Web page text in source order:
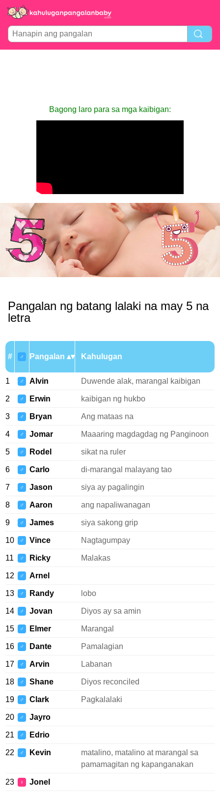
Bagong laro para sa mga kaibigan:
Pangalan ng batang lalaki na may 5 na
letra
# ♂ Pangalan Kahulugan
1 ♂ Alvin Duwende alak, marangal kaibigan
2 ♂ Erwin kaibigan ng hukbo
3 ♂ Bryan Ang mataas na
4 ♂ Jomar Maaaring magdagdag ng Panginoon
5 ♂ Rodel sikat na ruler
6 ♂ Carlo di-marangal malayang tao
7 ♂ Jason siya ay pagalingin
8 ♂ Aaron ang napaliwanagan
9 ♂ James siya sakong grip
10 ♂ Vince Nagtagumpay
11 ♂ Ricky Malakas
12 ♂ Arnel
13 ♂ Randy lobo
14 ♂ Jovan Diyos ay sa amin
15 ♂ Elmer Marangal
16 ♂ Dante Pamalagian
17 ♂ Arvin Labanan
18 ♂ Shane Diyos reconciled
19 ♂ Clark Pagkalalaki
20 ♂ Jayro
21 ♂ Edrio
22 ♂ Kevin
matalino, matalino at marangal sa
pamamagitan ng kapanganakan
23 ♀ Jonel